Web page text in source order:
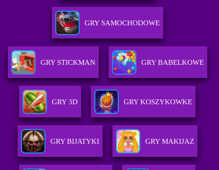
GRY SAMOCHODOWE
GRY STICKMAN GRY BABELKOWE
GRY 3D GRY KOSZYKOWKE
GRY BIJATYKI GRY MAKIJAZ